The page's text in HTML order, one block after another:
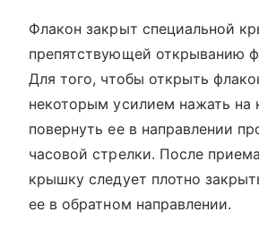
Флакон закрыт специальной
препятствующей открыванию
Для того, чтобы открыть
некоторым усилием нажать на
повернуть ее в направлении
часовой стрелки. После
крышку следует плотно
ее в обратном направлении.